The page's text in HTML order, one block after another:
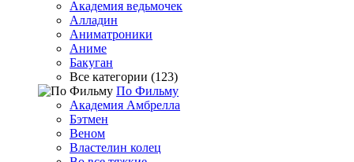
Академия ведьмочек
Алладин
Аниматроники
Аниме
Бакуган
Все категории (123)
По Фильму
Академия Амбрелла
Бэтмен
Веном
Властелин колец